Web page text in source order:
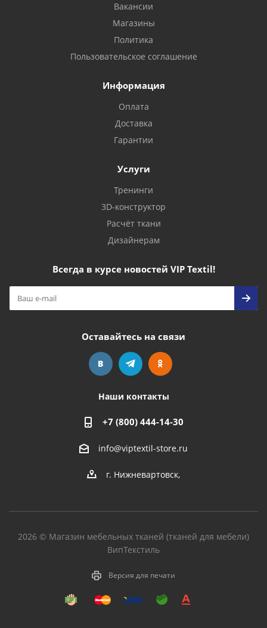
Вакансии
Магазины
Политика
Пользовательское соглашение
Информация
Оплата
Доставка
Гарантии
Услуги
Тренинги
3D-конструктор
Расчёт ткани
Дизайнерам
Всегда в курсе новостей VIP Textil!
Оставайтесь на связи
Наши контакты
+7 (800) 444-14-30
info@viptextil-store.ru
г. Нижневартовск,
2026 © Магазин мебельных тканей (тканей для мебели)
ВипТекстиль
Версия для печати